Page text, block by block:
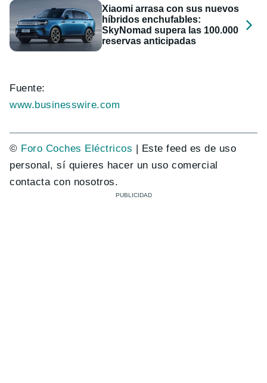
Xiaomi arrasa con sus nuevos
híbridos enchufables:
SkyNomad supera las 100.000
reservas anticipadas
Fuente:
www.businesswire.com
© Foro Coches Eléctricos | Este feed es de uso
personal, sí quieres hacer un uso comercial
contacta con nosotros.